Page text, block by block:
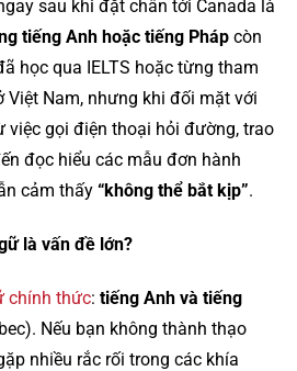
sau khi đặt chân tới Canada là
tiếng Anh hoặc tiếng Pháp còn
học qua IELTS hoặc từng tham
Việt Nam, nhưng khi đối mặt với
việc gọi điện thoại hỏi đường, trao
đọc hiểu các mẫu đơn hành
cảm thấy “không thể bắt kịp”.
là vấn đề lớn?
chính thức: tiếng Anh và tiếng
Nếu bạn không thành thạo
nhiều rắc rối trong các khía